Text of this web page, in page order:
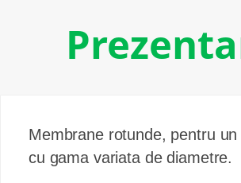
Membrane rotunde, pentru
cu gama variata de diametre.